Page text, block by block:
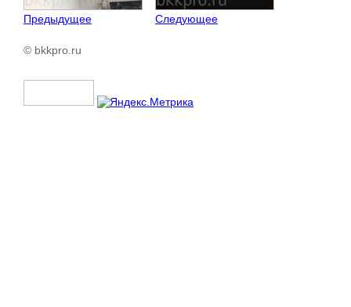
Предыдущее Следующее
© bkkpro.ru